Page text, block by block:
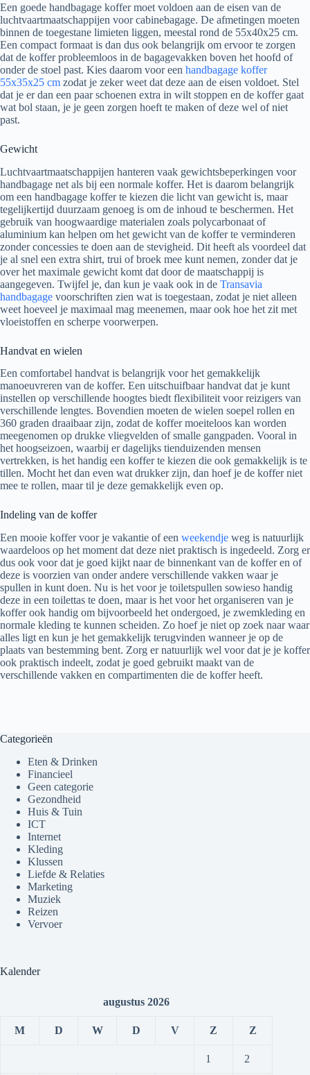
Een goede handbagage koffer moet voldoen aan de eisen van de
luchtvaartmaatschappijen voor cabinebagage. De afmetingen moeten
binnen de toegestane limieten liggen, meestal rond de 55x40x25 cm.
Een compact formaat is dan dus ook belangrijk om ervoor te zorgen
dat de koffer probleemloos in de bagagevakken boven het hoofd of
onder de stoel past. Kies daarom voor een handbagage koffer
55x35x25 cm zodat je zeker weet dat deze aan de eisen voldoet. Stel
dat je er dan een paar schoenen extra in wilt stoppen en de koffer gaat
wat bol staan, je je geen zorgen hoeft te maken of deze wel of niet
past.
Gewicht
Luchtvaartmaatschappijen hanteren vaak gewichtsbeperkingen voor
handbagage net als bij een normale koffer. Het is daarom belangrijk
om een handbagage koffer te kiezen die licht van gewicht is, maar
tegelijkertijd duurzaam genoeg is om de inhoud te beschermen. Het
gebruik van hoogwaardige materialen zoals polycarbonaat of
aluminium kan helpen om het gewicht van de koffer te verminderen
zonder concessies te doen aan de stevigheid. Dit heeft als voordeel dat
je al snel een extra shirt, trui of broek mee kunt nemen, zonder dat je
over het maximale gewicht komt dat door de maatschappij is
aangegeven. Twijfel je, dan kun je vaak ook in de Transavia
handbagage voorschriften zien wat is toegestaan, zodat je niet alleen
weet hoeveel je maximaal mag meenemen, maar ook hoe het zit met
vloeistoffen en scherpe voorwerpen.
Handvat en wielen
Een comfortabel handvat is belangrijk voor het gemakkelijk
manoeuvreren van de koffer. Een uitschuifbaar handvat dat je kunt
instellen op verschillende hoogtes biedt flexibiliteit voor reizigers van
verschillende lengtes. Bovendien moeten de wielen soepel rollen en
360 graden draaibaar zijn, zodat de koffer moeiteloos kan worden
meegenomen op drukke vliegvelden of smalle gangpaden. Vooral in
het hoogseizoen, waarbij er dagelijks tienduizenden mensen
vertrekken, is het handig een koffer te kiezen die ook gemakkelijk is te
tillen. Mocht het dan even wat drukker zijn, dan hoef je de koffer niet
mee te rollen, maar til je deze gemakkelijk even op.
Indeling van de koffer
Een mooie koffer voor je vakantie of een weekendje weg is natuurlijk
waardeloos op het moment dat deze niet praktisch is ingedeeld. Zorg er
dus ook voor dat je goed kijkt naar de binnenkant van de koffer en of
deze is voorzien van onder andere verschillende vakken waar je
spullen in kunt doen. Nu is het voor je toiletspullen sowieso handig
deze in een toilettas te doen, maar is het voor het organiseren van je
koffer ook handig om bijvoorbeeld het ondergoed, je zwemkleding en
normale kleding te kunnen scheiden. Zo hoef je niet op zoek naar waar
alles ligt en kun je het gemakkelijk terugvinden wanneer je op de
plaats van bestemming bent. Zorg er natuurlijk wel voor dat je je koffer
ook praktisch indeelt, zodat je goed gebruikt maakt van de
verschillende vakken en compartimenten die de koffer heeft.
Categorieën
Eten & Drinken
Financieel
Geen categorie
Gezondheid
Huis & Tuin
ICT
Internet
Kleding
Klussen
Liefde & Relaties
Marketing
Muziek
Reizen
Vervoer
Kalender
augustus 2026
M D W D V Z Z
1 2